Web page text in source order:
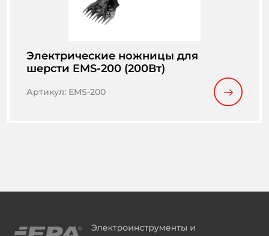
Электрические ножницы для
шерсти EMS-200 (200Вт)
Артикул: EMS-200